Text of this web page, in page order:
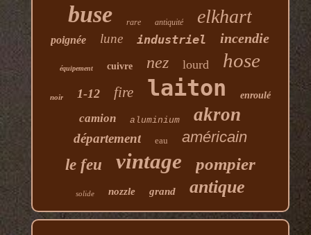
buse rare antiquité elkhart
poignée lune industriel incendie
équipement cuivre nez lourd hose
noir 1-12 fire laiton enroulé
camion aluminium akron
département eau
américain
le feu
vintage pompier
solide nozzle grand antique